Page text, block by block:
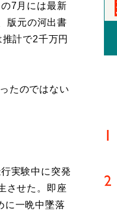
7月には最新
版元の河出書
計で2千万円
たのではない
実験中に突発
させた。即座
に一晩中墜落